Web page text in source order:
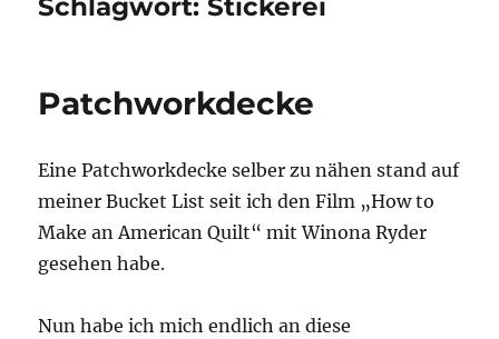
Schlagwort:Stickerei
Patchworkdecke
Eine Patchworkdecke selber zu nähen stand auf
meiner Bucket List seit ich den Film „How to
Make an American Quilt“ mit Winona Ryder
gesehen habe.
Nun habe ich mich endlich an diese